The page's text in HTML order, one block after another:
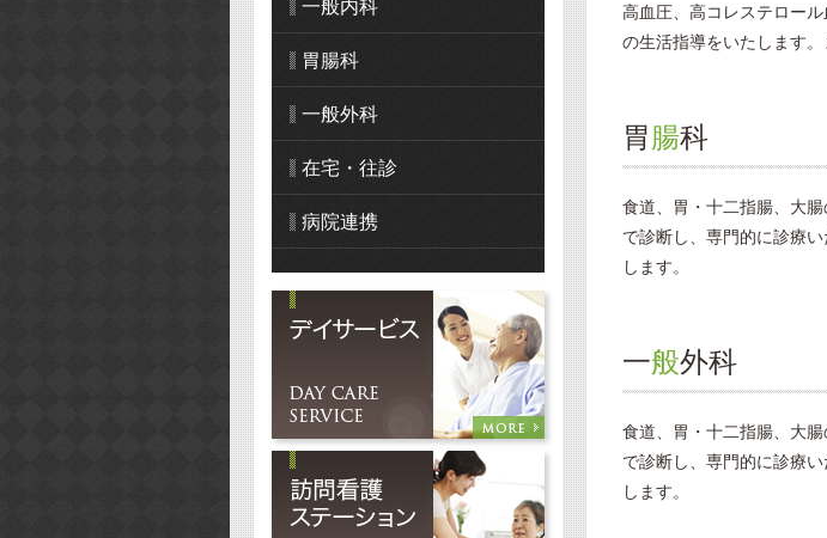
高血圧、高コレステロー
の生活指導をいたします
胃腸科
食道、胃・十二指腸、大
で診断し、専門的に診療
します。
一般外科
食道、胃・十二指腸、大
で診断し、専門的に診療
します。
一般内科
胃腸科
一般外科
在宅・往診
病院連携